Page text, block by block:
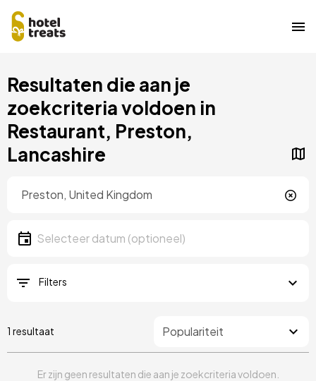
naar
hoofdinhoud
Resultaten die aan je
zoekcriteria voldoen in
Restaurant, Preston,
Lancashire
Datum
Selecteer een datum
Filters
1 resultaat
Er zijn geen resultaten die aan je zoekcriteria voldoen.